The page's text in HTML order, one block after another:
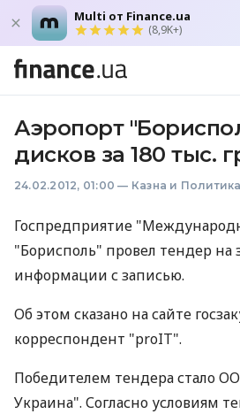
Multi от Finance.ua
(8,9K+)
Аэропорт
дисков за 180 тыс.
24.02.2012, 01:00 — Казна и Политика
Госпредприятие
"Борисполь" провел тендер на
информации с записью.
Об этом сказано на сайте
корреспондент "proIT".
Победителем тендера стало
Украина". Согласно условиям